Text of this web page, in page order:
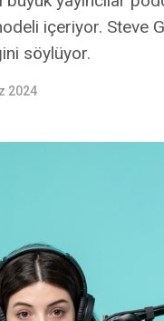
içeriyor.
söylüyor.
2024